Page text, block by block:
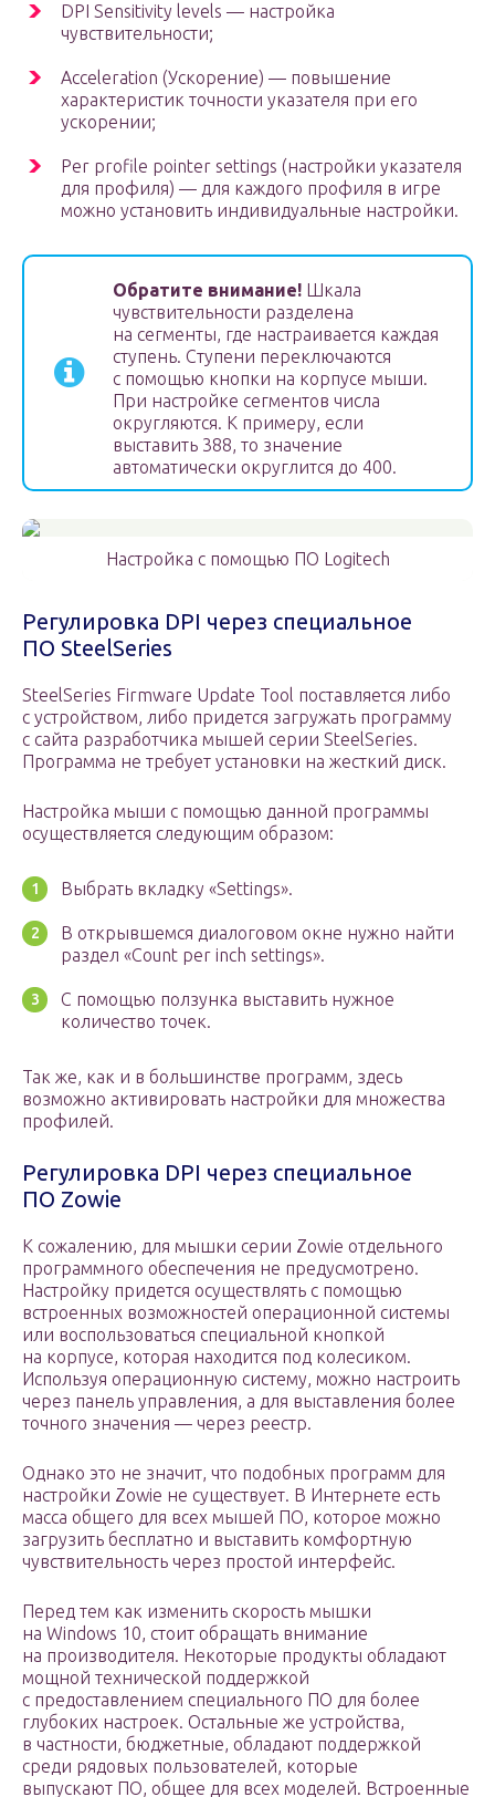
DPI Sensitivity levels — настройка
чувствительности;
Acceleration (Ускорение) — повышение
характеристик точности указателя при его
ускорении;
Per profile pointer settings (настройки указателя
для профиля) — для каждого профиля в игре
можно установить индивидуальные настройки.
Обратите внимание! Шкала
чувствительности разделена
на сегменты, где настраивается каждая
ступень. Ступени переключаются
с помощью кнопки на корпусе мыши.
При настройке сегментов числа
округляются. К примеру, если
выставить 388, то значение
автоматически округлится до 400.
Настройка с помощью ПО Logitech
Регулировка DPI через специальное
ПО SteelSeries
SteelSeries Firmware Update Tool поставляется либо
с устройством, либо придется загружать программу
с сайта разработчика мышей серии SteelSeries.
Программа не требует установки на жесткий диск.
Настройка мыши с помощью данной программы
осуществляется следующим образом:
Выбрать вкладку «Settings».
В открывшемся диалоговом окне нужно найти
раздел «Count per inch settings».
С помощью ползунка выставить нужное
количество точек.
Так же, как и в большинстве программ, здесь
возможно активировать настройки для множества
профилей.
Регулировка DPI через специальное
ПО Zowie
К сожалению, для мышки серии Zowie отдельного
программного обеспечения не предусмотрено.
Настройку придется осуществлять с помощью
встроенных возможностей операционной системы
или воспользоваться специальной кнопкой
на корпусе, которая находится под колесиком.
Используя операционную систему, можно настроить
через панель управления, а для выставления более
точного значения — через реестр.
Однако это не значит, что подобных программ для
настройки Zowie не существует. В Интернете есть
масса общего для всех мышей ПО, которое можно
загрузить бесплатно и выставить комфортную
чувствительность через простой интерфейс.
Перед тем как изменить скорость мышки
на Windows 10, стоит обращать внимание
на производителя. Некоторые продукты обладают
мощной технической поддержкой
с предоставлением специального ПО для более
глубоких настроек. Остальные же устройства,
в частности, бюджетные, обладают поддержкой
среди рядовых пользователей, которые
выпускают ПО, общее для всех моделей. Встроенные